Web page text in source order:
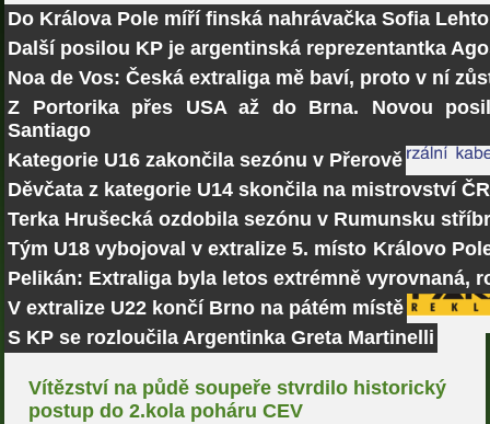
Do Králova Pole míří finská nahrávačka Sofia Lehto
Další posilou KP je argentinská reprezentantka
Noa de Vos: Česká extraliga mě baví, proto v ní
Z Portorika přes USA až do Brna. Novou
Santiago
Kategorie U16 zakončila sezónu v Přerově
Děvčata z kategorie U14 skončila na mistrovství
Terka Hrušecká ozdobila sezónu v Rumunsku
Tým U18 vybojoval v extralize 5. místo Královo
Pelikán: Extraliga byla letos extrémně vyrovnaná,
V extralize U22 končí Brno na pátém místě
S KP se rozloučila Argentinka Greta Martinelli
Vítězství na půdě soupeře stvrdilo historický
postup do 2.kola poháru CEV